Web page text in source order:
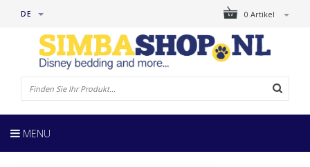
0 Artikel
DE
MENU